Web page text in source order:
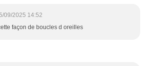
09/2025 14:52
façon de boucles d oreilles